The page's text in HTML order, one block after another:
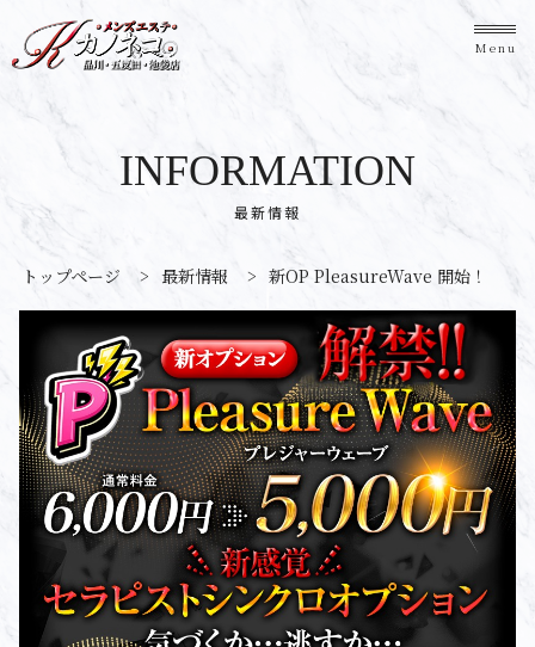
Menu
最新情報
INFORMATION
トップページ > 最新情報 > 新OP PleasureWave 開始！